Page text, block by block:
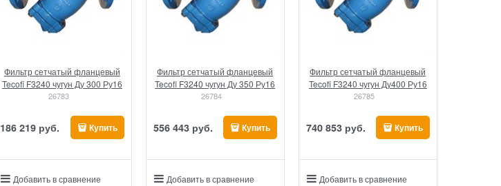
Фильтр сетчатый фланцевый
Tecofi F3240 чугун Ду 300 Ру16
26783
186 219 руб. Купить
Добавить в сравнение
Фильтр сетчатый фланцевый
Tecofi F3240 чугун Ду 350 Ру16
26784
556 443 руб. Купить
Добавить в сравнение
Фильтр сетчатый фланцевый
Tecofi F3240 чугун Ду400 Ру16
26785
740 853 руб. Купить
Добавить в сравнение